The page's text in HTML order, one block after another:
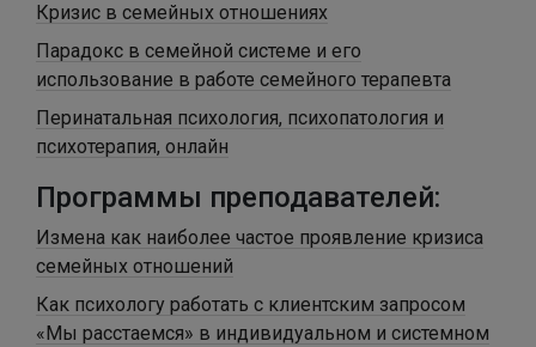
Кризис в семейных отношениях
Парадокс в семейной системе и его
использование в работе семейного терапевта
Перинатальная психология, психопатология и
психотерапия, онлайн
Программы преподавателей:
Измена как наиболее частое проявление кризиса
семейных отношений
Как психологу работать с клиентским запросом
«Мы расстаемся» в индивидуальном и системном